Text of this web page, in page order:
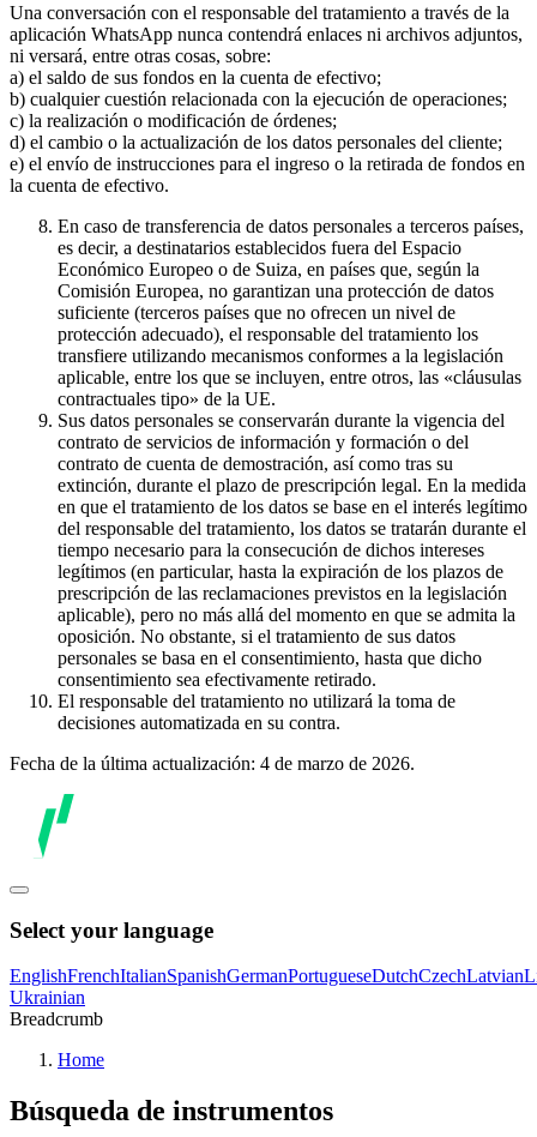
Una conversación con el responsable del tratamiento a través de la
aplicación WhatsApp nunca contendrá enlaces ni archivos adjuntos,
ni versará, entre otras cosas, sobre:
a) el saldo de sus fondos en la cuenta de efectivo;
b) cualquier cuestión relacionada con la ejecución de operaciones;
c) la realización o modificación de órdenes;
d) el cambio o la actualización de los datos personales del cliente;
e) el envío de instrucciones para el ingreso o la retirada de fondos en
la cuenta de efectivo.
En caso de transferencia de datos personales a terceros países,
es decir, a destinatarios establecidos fuera del Espacio
Económico Europeo o de Suiza, en países que, según la
Comisión Europea, no garantizan una protección de datos
suficiente (terceros países que no ofrecen un nivel de
protección adecuado), el responsable del tratamiento los
transfiere utilizando mecanismos conformes a la legislación
aplicable, entre los que se incluyen, entre otros, las «cláusulas
contractuales tipo» de la UE.
Sus datos personales se conservarán durante la vigencia del
contrato de servicios de información y formación o del
contrato de cuenta de demostración, así como tras su
extinción, durante el plazo de prescripción legal. En la medida
en que el tratamiento de los datos se base en el interés legítimo
del responsable del tratamiento, los datos se tratarán durante el
tiempo necesario para la consecución de dichos intereses
legítimos (en particular, hasta la expiración de los plazos de
prescripción de las reclamaciones previstos en la legislación
aplicable), pero no más allá del momento en que se admita la
oposición. No obstante, si el tratamiento de sus datos
personales se basa en el consentimiento, hasta que dicho
consentimiento sea efectivamente retirado.
El responsable del tratamiento no utilizará la toma de
decisiones automatizada en su contra.
Fecha de la última actualización: 4 de marzo de 2026.
Select your language
EnglishFrenchItalianSpanishGermanPortugueseDutchCzechLatvian
Ukrainian
Breadcrumb
Home
Búsqueda de instrumentos